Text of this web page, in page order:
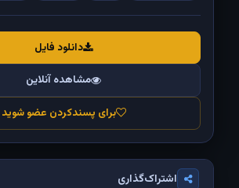
دانلود فایل
مشاهده آنلاین
برای پسندکردن عضو شوید
اشتراک‌گذاری